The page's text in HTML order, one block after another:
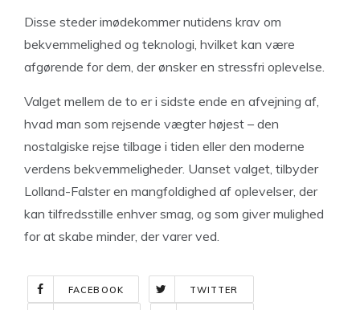
Disse steder imødekommer nutidens krav om
bekvemmelighed og teknologi, hvilket kan være
afgørende for dem, der ønsker en stressfri oplevelse.
Valget mellem de to er i sidste ende en afvejning af,
hvad man som rejsende vægter højest – den
nostalgiske rejse tilbage i tiden eller den moderne
verdens bekvemmeligheder. Uanset valget, tilbyder
Lolland-Falster en mangfoldighed af oplevelser, der
kan tilfredsstille enhver smag, og som giver mulighed
for at skabe minder, der varer ved.
FACEBOOK TWITTER